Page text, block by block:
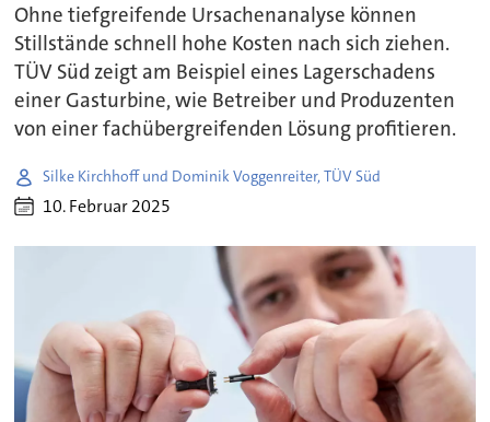
Ohne tiefgreifende Ursachenanalyse können
Stillstände schnell hohe Kosten nach sich ziehen.
TÜV Süd zeigt am Beispiel eines Lagerschadens
einer Gasturbine, wie Betreiber und Produzenten
von einer fachübergreifenden Lösung profitieren.
Silke Kirchhoff und Dominik Voggenreiter, TÜV Süd
10. Februar 2025